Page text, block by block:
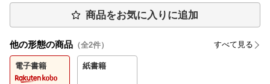
商品をお気に入りに追加
他の形態の商品 （全2件） すべて見る
電子書籍 紙書籍